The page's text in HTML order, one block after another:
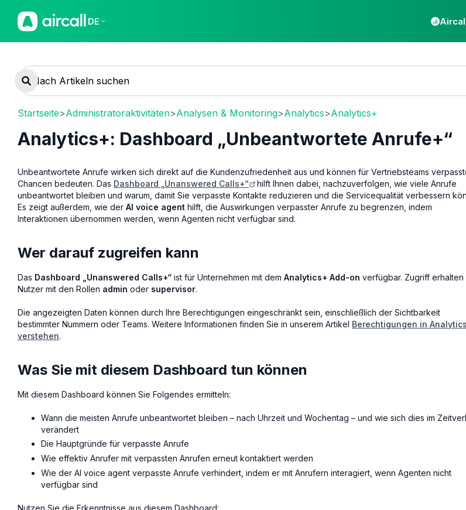
DE
Startseite>Administratoraktivitäten>Analysen & Monitoring>Analytics>Analytics+
Analytics+: Dashboard „Unbeantwortete Anrufe+“
Unbeantwortete Anrufe wirken sich direkt auf die Kundenzufriedenheit aus und können für Vertriebsteams
Chancen bedeuten. Das Dashboard „Unanswered Calls+“
hilft Ihnen dabei, nachzuverfolgen, wie viele Anrufe
unbeantwortet bleiben und warum, damit Sie verpasste Kontakte reduzieren und die Servicequalität verbessern
Es zeigt außerdem, wie der AI voice agent hilft, die Auswirkungen verpasster Anrufe zu begrenzen, indem
Interaktionen übernommen werden, wenn Agenten nicht verfügbar sind.
Wer darauf zugreifen kann
Das Dashboard „Unanswered Calls+“ ist für Unternehmen mit dem Analytics+ Add-on verfügbar. Zugriff erhalten
Nutzer mit den Rollen admin oder supervisor.
Die angezeigten Daten können durch Ihre Berechtigungen eingeschränkt sein, einschließlich der Sichtbarkeit
bestimmter Nummern oder Teams. Weitere Informationen finden Sie in unserem Artikel Berechtigungen in Analytics
verstehen.
Was Sie mit diesem Dashboard tun können
Mit diesem Dashboard können Sie Folgendes ermitteln:
Wann die meisten Anrufe unbeantwortet bleiben – nach Uhrzeit und Wochentag – und wie sich dies im
verändert
Die Hauptgründe für verpasste Anrufe
Wie effektiv Anrufer mit verpassten Anrufen erneut kontaktiert werden
Wie der AI voice agent verpasste Anrufe verhindert, indem er mit Anrufern interagiert, wenn Agenten nicht
verfügbar sind
Nutzen Sie die Erkenntnisse aus diesem Dashboard: